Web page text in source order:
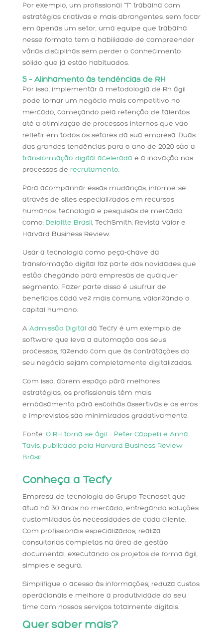
Por exemplo, um profissional “T” trabalha com
estratégias criativas e mais abrangentes, sem focar
em apenas um setor, uma equipe que trabalha
nesse formato tem a habilidade de compreender
várias disciplinas sem perder o conhecimento
sólido que já estão habituados.
5 – Alinhamento às tendências de RH
Por isso, implementar a metodologia de Rh ágil
pode tornar um negócio mais competitivo no
mercado, começando pela retenção de talentos
até a otimização de processos internos que vão
refletir em todos os setores da sua empresa. Duas
das grandes tendências para o ano de 2020 são a
transformação digital acelerada e a inovação nos
processos de recrutamento.
Para acompanhar essas mudanças, informe-se
através de sites especializados em recursos
humanos, tecnologia e pesquisas de mercado
como: Deloitte Brasil, TechSmith, Revista Valor e
Harvard Business Review.
Usar a tecnologia como peça-chave da
transformação digital faz parte das novidades que
estão chegando para empresas de qualquer
segmento. Fazer parte disso é usufruir de
benefícios cada vez mais comuns, valorizando o
capital humano.
A Admissão Digital da Tecfy é um exemplo de
software que leva a automação aos seus
processos, fazendo com que as contratações do
seu negócio sejam completamente digitalizadas.
Com isso, abrem espaço para melhores
estratégias, os profissionais têm mais
embasamento para escolhas assertivas e os erros
e imprevistos são minimizados gradativamente.
Fonte: O RH torna-se ágil – Peter Cappelli e Anna
Tavis, publicado pela Harvard Business Review
Brasil
Conheça a Tecfy
Empresa de tecnologia do Grupo Tecnoset que
atua há 30 anos no mercado, entregando soluções
customizadas às necessidades de cada cliente.
Com profissionais especializados, realiza
consultorias completas na área de gestão
documental, executando os projetos de forma ágil,
simples e segura.
Simplifique o acesso às informações, reduza custos
operacionais e melhore a produtividade do seu
time com nossos serviços totalmente digitais.
Quer saber mais?